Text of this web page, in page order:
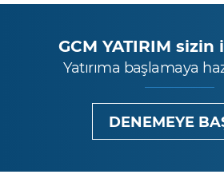
GCM YATIRIM sizin
Yatırıma başlamaya
DENEMEYE